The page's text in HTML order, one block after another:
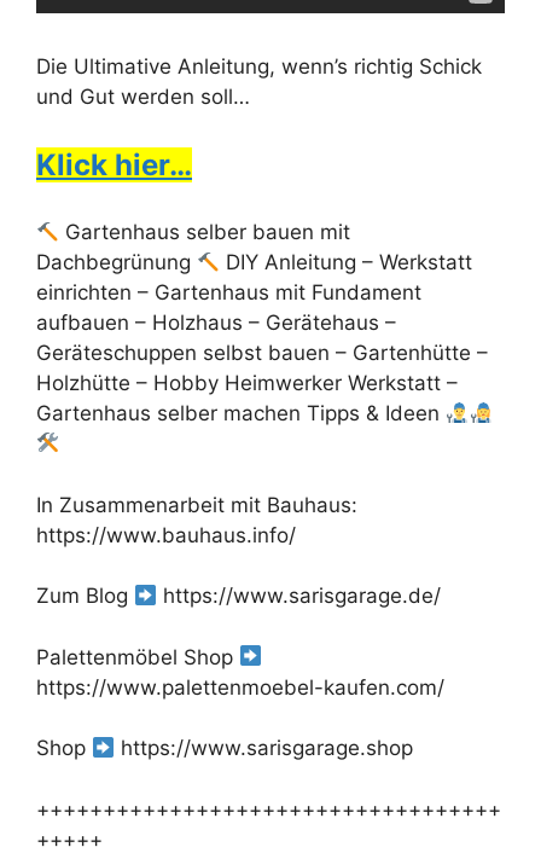
Die Ultimative Anleitung, wenn’s richtig Schick
und Gut werden soll…
Klick hier…
Gartenhaus selber bauen mit
Dachbegrünung
DIY Anleitung – Werkstatt
einrichten – Gartenhaus mit Fundament
aufbauen – Holzhaus – Gerätehaus –
Geräteschuppen selbst bauen – Gartenhütte –
Holzhütte – Hobby Heimwerker Werkstatt –
Gartenhaus selber machen Tipps & Ideen
In Zusammenarbeit mit Bauhaus:
https://www.bauhaus.info/
Zum Blog https://www.sarisgarage.de/
Palettenmöbel Shop
https://www.palettenmoebel-kaufen.com/
Shop https://www.sarisgarage.shop
+++++++++++++++++++++++++++++++++++
+++++